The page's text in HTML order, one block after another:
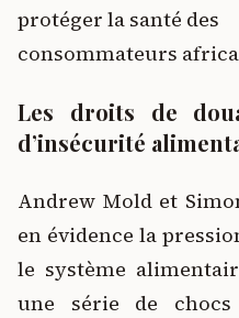
protéger la santé des
consommateurs
Les droits de
d’insécurité
Andrew Mold et
en évidence la
le système
une série de